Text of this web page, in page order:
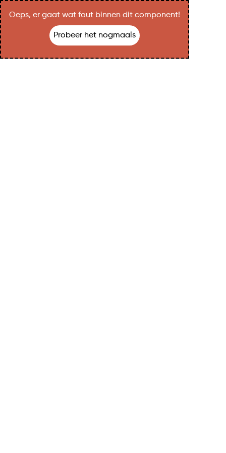
Oeps, er gaat wat fout binnen dit component!
Probeer het nogmaals